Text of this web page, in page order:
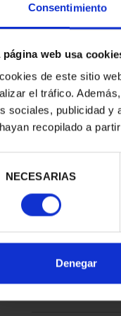
Consentimiento
página web usa
de este sitio
el tráfico.
sociales, publicidad y
recopilado a
NECESARIAS
Denegar
CAPITALES
ORDENAR POR: